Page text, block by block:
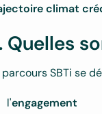
climat
Quelles
parcours SBTi se
l'engagement